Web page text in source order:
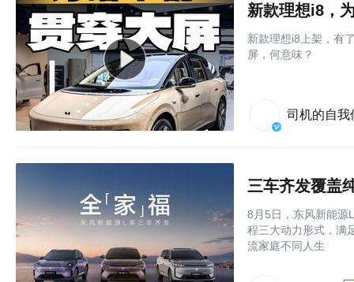
新款理想i8，
新款理想i8上架，有
屏，何意味？
司机的自我
三车齐发覆盖
8月5日，东风新能
程三大动力形式，满
流家庭不同人生